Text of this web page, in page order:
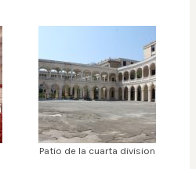
Patio de la cuarta division